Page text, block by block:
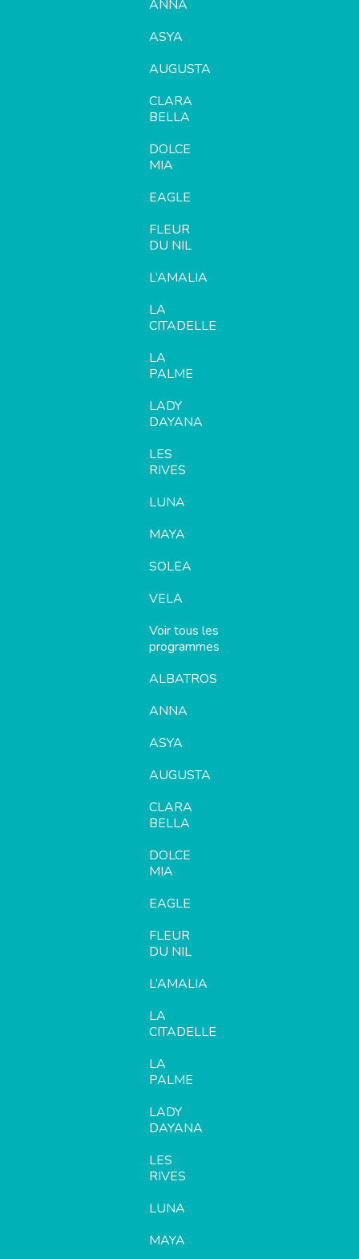
ANNA
ASYA
AUGUSTA
CLARA
BELLA
DOLCE
MIA
EAGLE
FLEUR
DU NIL
L’AMALIA
LA
CITADELLE
LA
PALME
LADY
DAYANA
LES
RIVES
LUNA
MAYA
SOLEA
VELA
Voir tous les
programmes
ALBATROS
ANNA
ASYA
AUGUSTA
CLARA
BELLA
DOLCE
MIA
EAGLE
FLEUR
DU NIL
L’AMALIA
LA
CITADELLE
LA
PALME
LADY
DAYANA
LES
RIVES
LUNA
MAYA